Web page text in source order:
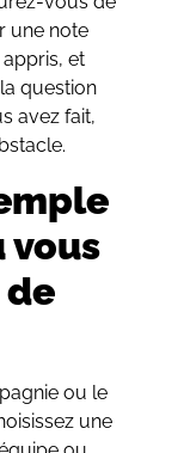
une note
et
question
avez fait,
vous
ou le
une